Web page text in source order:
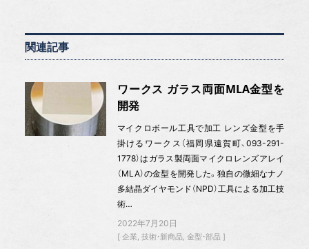
関連記事
ワークス ガラス両面MLA金型を
開発
マイクロボール工具で加工 レンズ金型を手
掛けるワークス（福岡県遠賀町、093-291-
1778）はガラス製両面マイクロレンズアレイ
（MLA）の金型を開発した。独自の微細なナノ
多結晶ダイヤモンド（NPD）工具による加工技
術…
2022年7月20日
企業 技術・新商品 金型・部品